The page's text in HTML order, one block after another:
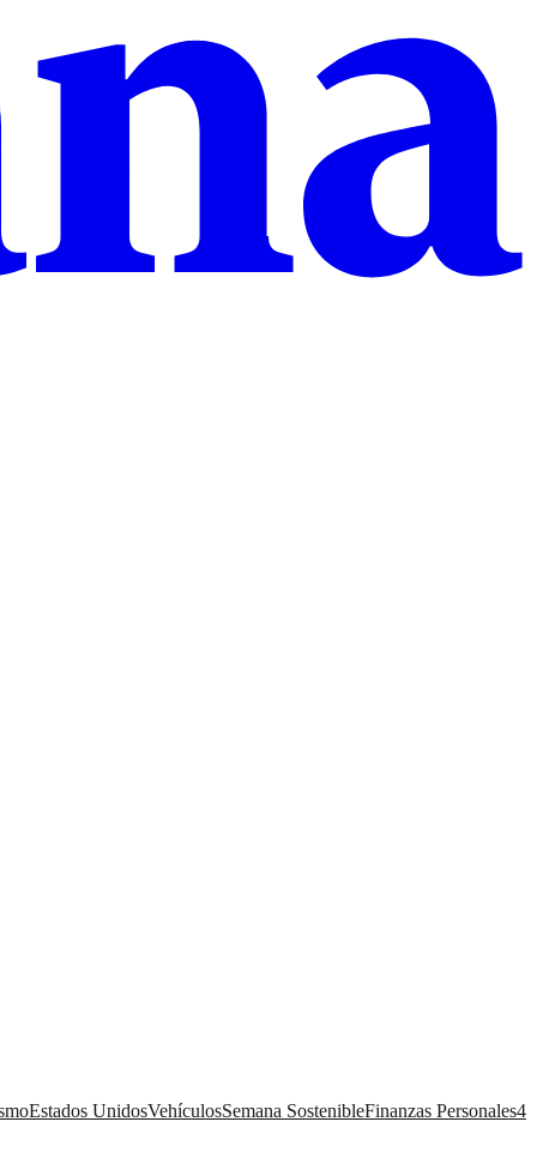
Estados UnidosVehículosSemana SostenibleFinanzas Personales4